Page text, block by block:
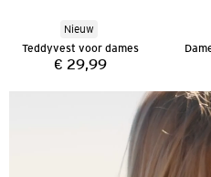
Nieuw
Teddyvest voor dames
Prijs:
€ 29,99